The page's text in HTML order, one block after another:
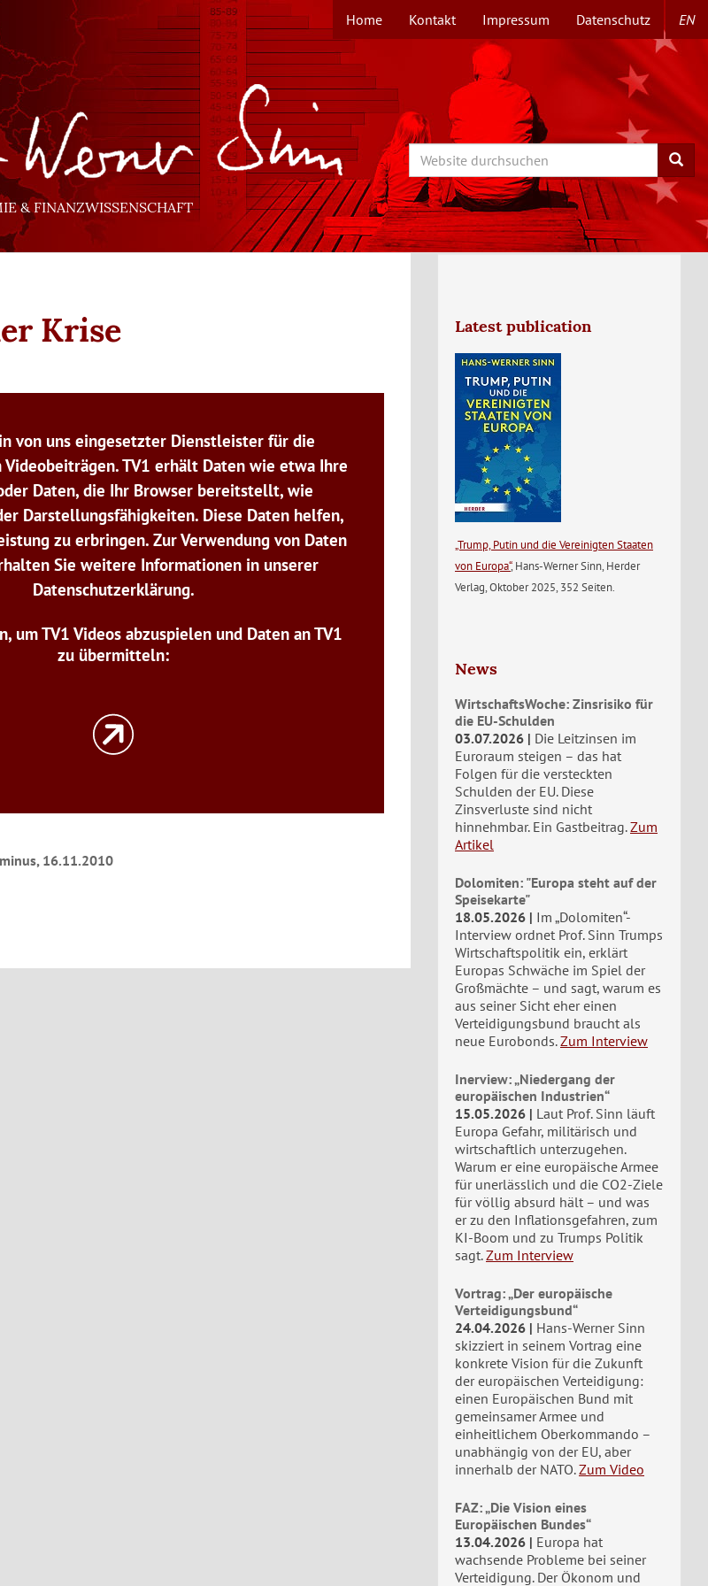
TOPMENÜ
Home Kontakt Impressum Datenschutz EN
& FINANZWISSENSCHAFT
Search Search
Krise
von uns eingesetzter Dienstleister für die
TV1 erhält Daten wie etwa Ihre
Daten, die Ihr Browser bereitstellt, wie
Darstellungsfähigkeiten. Diese Daten helfen,
zu erbringen. Zur Verwendung von Daten
Sie weitere Informationen in unserer
Datenschutzerklärung.
um TV1 Videos abzuspielen und Daten an TV1
zu übermitteln:
16.11.2010
Latest publication
„Trump, Putin und die Vereinigten Staaten
von Europa“, Hans-Werner Sinn, Herder
Verlag, Oktober 2025, 352 Seiten.
News
WirtschaftsWoche: Zinsrisiko für
die EU-Schulden
03.07.2026
Die Leitzinsen im
Euroraum steigen – das hat
Folgen für die versteckten
Schulden der EU. Diese
Zinsverluste sind nicht
hinnehmbar. Ein Gastbeitrag. Zum
Artikel
Dolomiten: "Europa steht auf der
Speisekarte"
18.05.2026
Im „Dolomiten“-
Interview ordnet Prof. Sinn Trumps
Wirtschaftspolitik ein, erklärt
Europas Schwäche im Spiel der
Großmächte – und sagt, warum es
aus seiner Sicht eher einen
Verteidigungsbund braucht als
neue Eurobonds. Zum Interview
Inerview: „Niedergang der
europäischen Industrien“
15.05.2026
Laut Prof. Sinn läuft
Europa Gefahr, militärisch und
wirtschaftlich unterzugehen.
Warum er eine europäische Armee
für unerlässlich und die CO2-Ziele
für völlig absurd hält – und was
er zu den Inflationsgefahren, zum
KI-Boom und zu Trumps Politik
sagt. Zum Interview
Vortrag: „Der europäische
Verteidigungsbund“
24.04.2026
Hans-Werner Sinn
skizziert in seinem Vortrag eine
konkrete Vision für die Zukunft
der europäischen Verteidigung:
einen Europäischen Bund mit
gemeinsamer Armee und
einheitlichem Oberkommando –
unabhängig von der EU, aber
innerhalb der NATO. Zum Video
FAZ: „Die Vision eines
Europäischen Bundes“
13.04.2026
Europa hat
wachsende Probleme bei seiner
Verteidigung. Der Ökonom und